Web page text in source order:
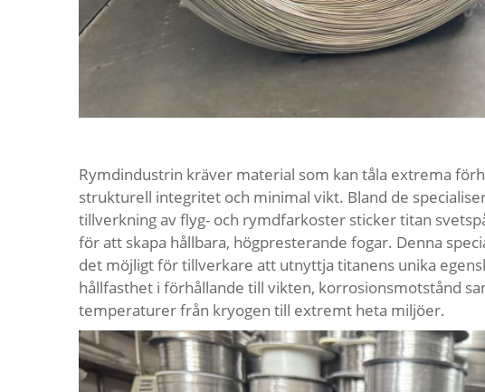
Rymdindustrin kräver material som kan tåla extrema
strukturell integritet och minimal vikt. Bland de
tillverkning av flyg- och rymdfarkoster sticker titan
för att skapa hållbara, högpresterande fogar. Denna
det möjligt för tillverkare att utnyttja titanens unika
hållfasthet i förhållande till vikten, korrosionsmotstånd
temperaturer från kryogen till extremt heta miljöer.